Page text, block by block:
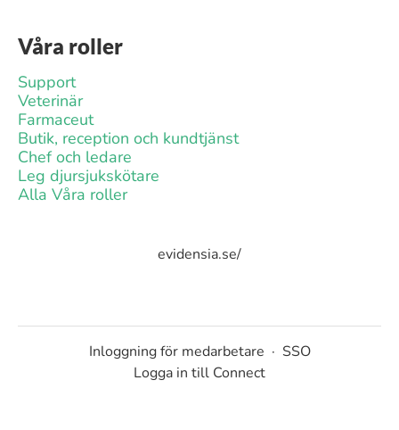
Våra roller
Support
Veterinär
Farmaceut
Butik, reception och kundtjänst
Chef och ledare
Leg djursjukskötare
Alla Våra roller
evidensia.se/
Inloggning för medarbetare · SSO
Logga in till Connect